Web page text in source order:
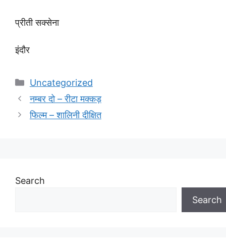
प्रीती सक्सेना
इंदौर
Categories
Uncategorized
नम्बर दो – रीटा मक्कड़
फिल्म – शालिनी दीक्षित
Search
Search